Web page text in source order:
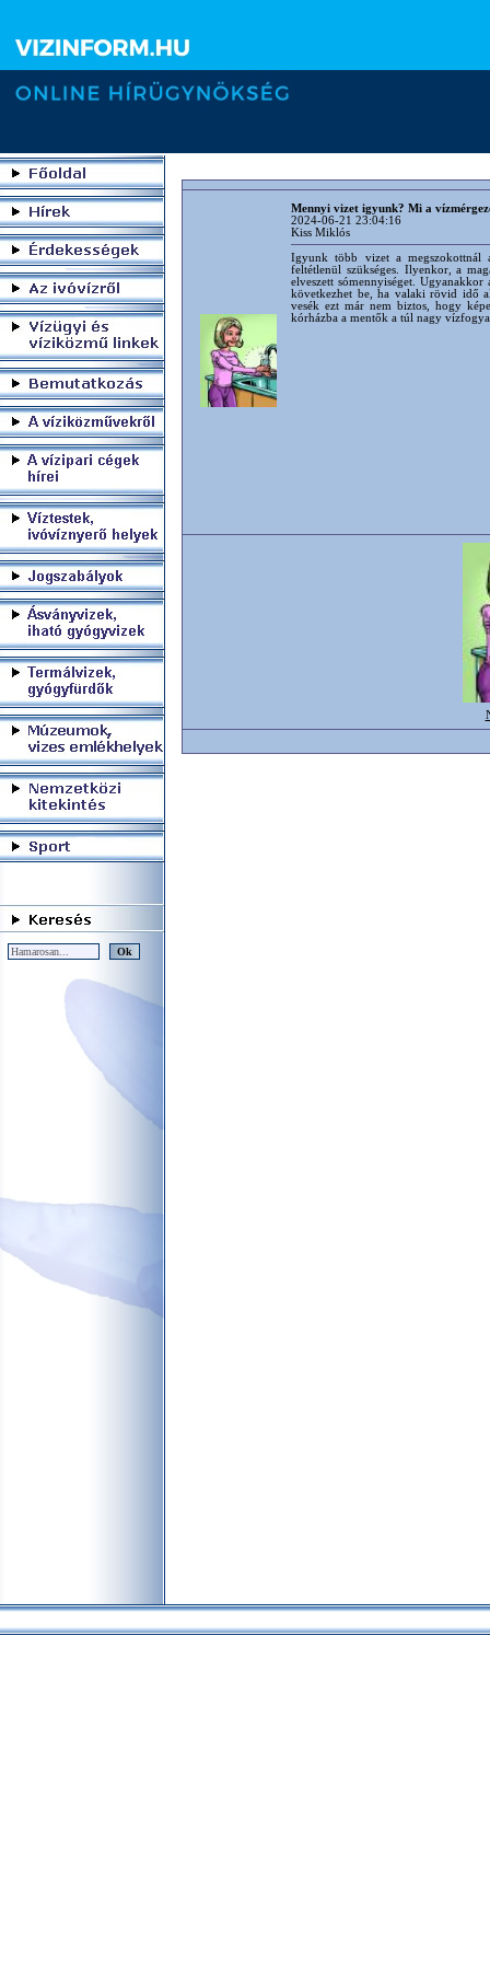
Mennyi vizet igyunk? Mi a
2024-06-21 23:04:16
Kiss Miklós
Igyunk több vizet a megszokottnál
feltétlenül szükséges. Ilyenkor, a
elveszett sómennyiséget.
következhet be, ha valaki rövid idő
vesék ezt már nem biztos, hogy
kórházba a mentők a túl nagy